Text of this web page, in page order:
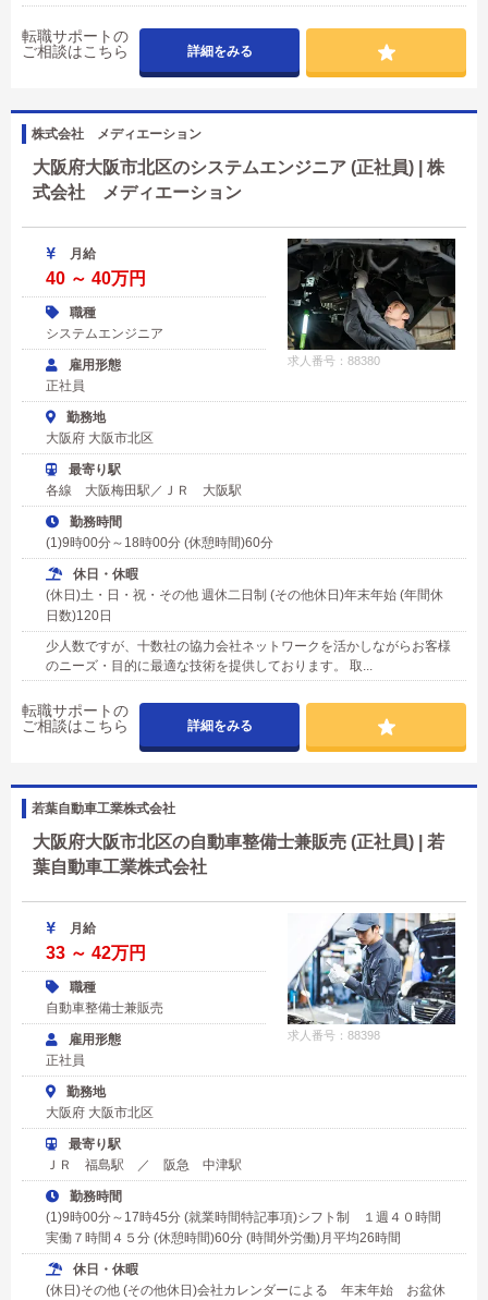
転職サポートの
ご相談はこちら
詳細をみる
株式会社 メディエーション
大阪府大阪市北区のシステムエンジニア (正社員) | 株
式会社 メディエーション
求人番号：88380
月給
40 ～ 40万円
職種
システムエンジニア
雇用形態
正社員
勤務地
大阪府 大阪市北区
最寄り駅
各線 大阪梅田駅／ＪＲ 大阪駅
勤務時間
(1)9時00分～18時00分 (休憩時間)60分
休日・休暇
(休日)土・日・祝・その他 週休二日制 (その他休日)年末年始 (年間休
日数)120日
少人数ですが、十数社の協力会社ネットワークを活かしながらお客様
のニーズ・目的に最適な技術を提供しております。 取...
転職サポートの
ご相談はこちら
詳細をみる
若葉自動車工業株式会社
大阪府大阪市北区の自動車整備士兼販売 (正社員) | 若
葉自動車工業株式会社
求人番号：88398
月給
33 ～ 42万円
職種
自動車整備士兼販売
雇用形態
正社員
勤務地
大阪府 大阪市北区
最寄り駅
ＪＲ 福島駅 ／ 阪急 中津駅
勤務時間
(1)9時00分～17時45分 (就業時間特記事項)シフト制 １週４０時間
実働７時間４５分 (休憩時間)60分 (時間外労働)月平均26時間
休日・休暇
(休日)その他 (その他休日)会社カレンダーによる 年末年始 お盆休